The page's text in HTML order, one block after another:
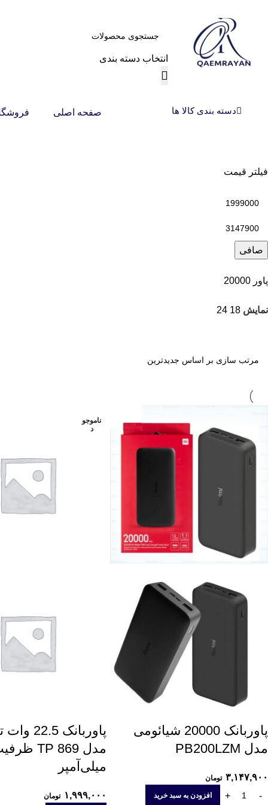
انتخاب دسته بندی
دسته بندی کالا ها صفحه اصلی
فیلتر قیمت
صافی
پاور 20000
نمایش 18
24
پاوربانک 20000 شیائومی
مدل PB200LZM
۳,۱۴۷,۹۰۰ تومان
افزودن به سبد خرید
ناموجو
د
پاوربانک
میلی‌آمپر
۱,۹۹۹,۰۰۰ تومان